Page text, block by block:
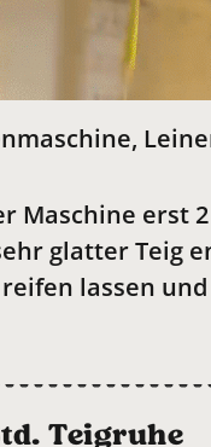
Maschine erst
glatter Teig
lassen
Teigruhe